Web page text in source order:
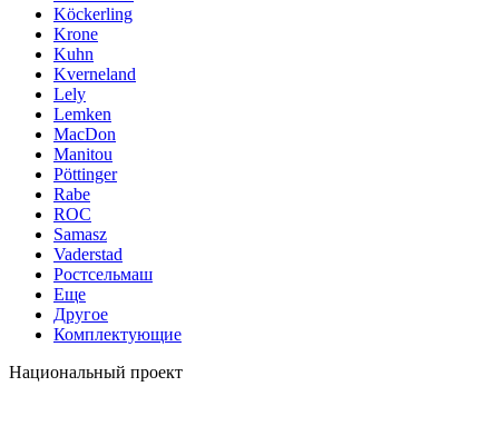
Köckerling
Krone
Kuhn
Kverneland
Lely
Lemken
MacDon
Manitou
Pöttinger
Rabe
ROC
Samasz
Vaderstad
Ростсельмаш
Еще
Другое
Комплектующие
Национальный проект